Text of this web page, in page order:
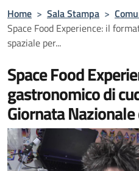
Home > Sala Stampa >
Space Food Experience: il
spaziale per...
Space Food
gastronomico di
Giornata